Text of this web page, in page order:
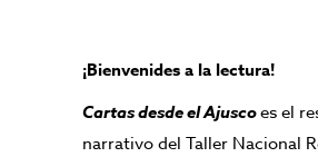
¡Bienvenides a la lectura!
Cartas desde el Ajuscoes el
narrativo del Taller Nacional